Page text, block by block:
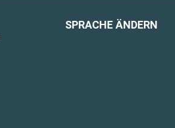
SPRACHE ÄNDERN